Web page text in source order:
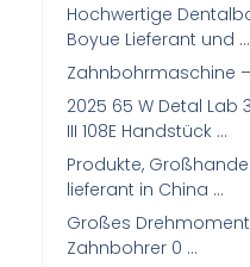
Hochwertige
Boyue Lieferant und …
Zahnbohrmaschine –
2025 65 W Detal
III 108E Handstück …
Produkte,
lieferant in China …
Großes
Zahnbohrer 0 …